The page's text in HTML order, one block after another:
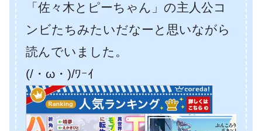
「佐々木とピーちゃん」の主人公コ
ンビたちみたいだなーと思いながら
読んでいました。
(/・ω・)/ﾜｰｲ